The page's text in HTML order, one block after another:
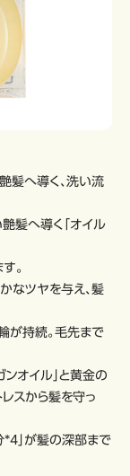
髪へ導く、洗い流
髪へ導く「オイル
。
かなツヤを与え、髪
が持続。毛先まで
オイル」と黄金の
レスから髪を守っ
*4」が髪の深部まで